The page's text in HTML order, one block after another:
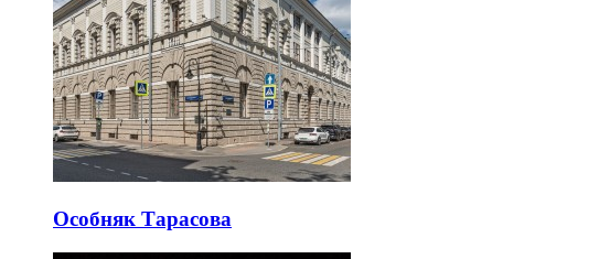
Особняк Тарасова